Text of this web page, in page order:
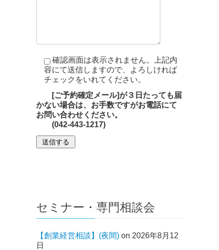
確認画面は表示されません。上記内
容にて送信しますので、よろしければ
チェックをいれてください。
[ご予約確定メール]が３日たっても届
かない場合は、お手数ですがお電話にて
お問い合わせください。
(042-443-1217)
セミナー・専門相談会
【創業経営相談】(夜間) on 2026年8月12
日